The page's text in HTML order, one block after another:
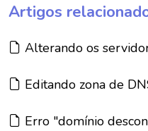
Artigos
Artigo:
Alterando os
Artigo:
Editando zona de
Artigo:
Erro "domínio